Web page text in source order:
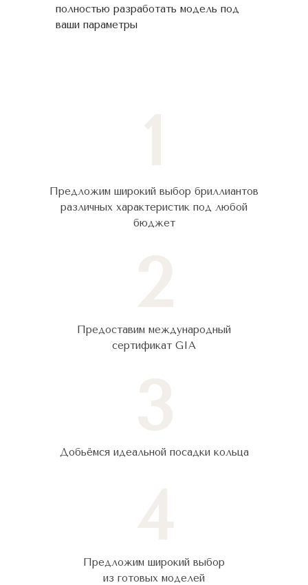
полностью разработать модель под
ваши параметры
Предложим широкий выбор бриллиантов
различных характеристик под любой
бюджет
Предоставим международный
сертификат GIA
Добьёмся идеальной посадки кольца
Предложим широкий выбор
из готовых моделей